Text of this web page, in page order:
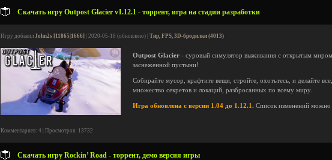
Скачать игру Outpost Glacier v1.12.1 - торрент, игра на стадии разработки
Игру добавил John2s [11865|1666] | 2020-05-18 (обновлено) | Тир, FPS, 3D-бродилки (4013)
Outpost Glacier - суровый симулятор выживания с открытым
заснеженной пустыни!
Собирайте мусор, крафтите вещи, стройте, охотьтесь, и делайте
множество секретов и локаций, разбросанных по всему миру.
Игра обновлена с версии 1.04 до 1.12.1. Список изменений можно
Комментариев: 4 | Просмотров: 13732
Скачать игру Rockin’ Road - торрент, демо версия игры